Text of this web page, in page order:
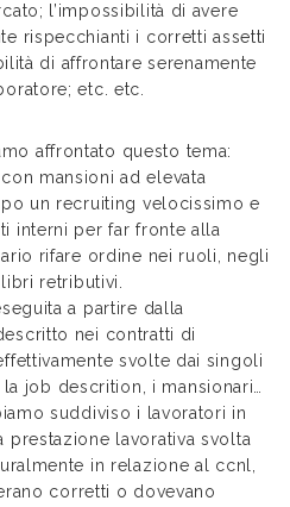
l’impossibilità di avere
rispecchianti i corretti assetti
di affrontare serenamente
etc. etc.
affrontato questo tema:
mansioni ad elevata
un recruiting velocissimo e
interni per far fronte alla
rifare ordine nei ruoli, negli
retributivi.
a partire dalla
nei contratti di
svolte dai singoli
job descrition, i mansionari…
suddiviso i lavoratori in
prestazione lavorativa svolta
in relazione al ccnl,
corretti o dovevano